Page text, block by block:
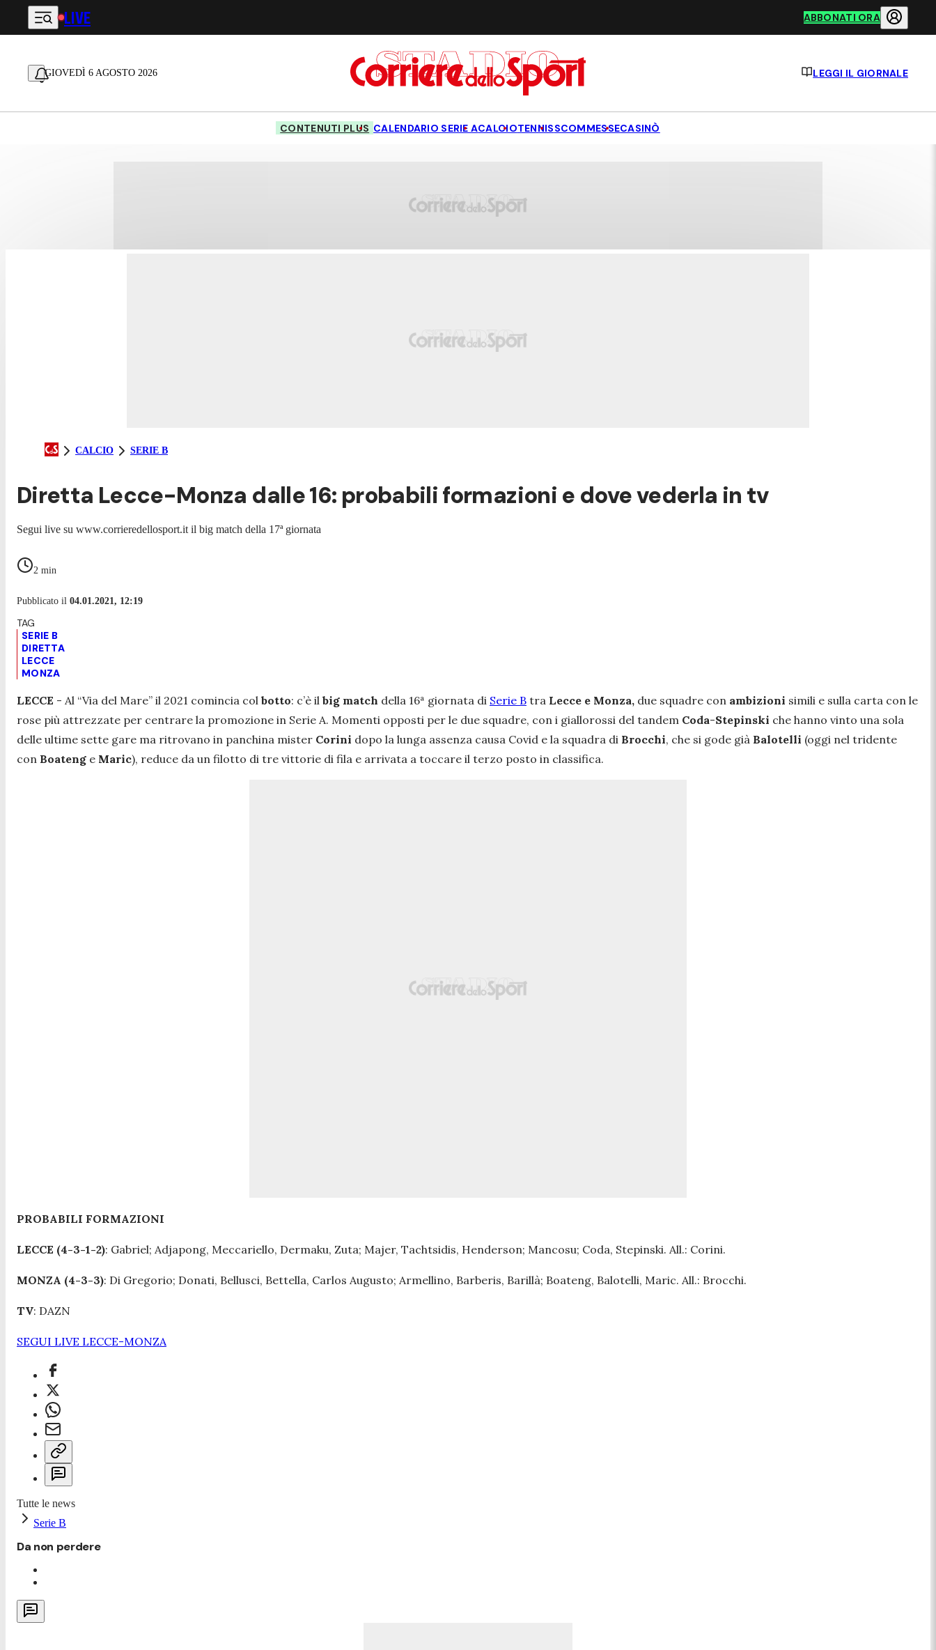
Vai al contenuto principale
LIVE ABBONATI ORA
GIOVEDÌ 6 AGOSTO 2026 LEGGI IL GIORNALE
CONTENUTI PLUS CALENDARIO SERIE ACALCIOTENNISSCOMMESSECASINÒ
CALCIO SERIE B
Diretta Lecce-Monza dalle 16: probabili formazioni e dove vederla in tv
Segui live su www.corrieredellosport.it il big match della 17ª giornata
2 min
Pubblicato il 04.01.2021, 12:19
SERIE B
DIRETTA
LECCE
MONZA
LECCE - Al “Via del Mare” il 2021 comincia col botto: c’è il big match della 16ª giornata di Serie B tra Lecce e Monza, due squadre con ambizioni simili e sulla carta con le
rose più attrezzate per centrare la promozione in Serie A. Momenti opposti per le due squadre, con i giallorossi del tandem Coda-Stepinski che hanno vinto una sola
delle ultime sette gare ma ritrovano in panchina mister Corini dopo la lunga assenza causa Covid e la squadra di Brocchi, che si gode già Balotelli (oggi nel tridente
con Boateng e Maric), reduce da un filotto di tre vittorie di fila e arrivata a toccare il terzo posto in classifica.
PROBABILI FORMAZIONI
LECCE (4-3-1-2): Gabriel; Adjapong, Meccariello, Dermaku, Zuta; Majer, Tachtsidis, Henderson; Mancosu; Coda, Stepinski. All.: Corini.
MONZA (4-3-3): Di Gregorio; Donati, Bellusci, Bettella, Carlos Augusto; Armellino, Barberis, Barillà; Boateng, Balotelli, Maric. All.: Brocchi.
TV: DAZN
SEGUI LIVE LECCE-MONZA
Tutte le news
Serie B
Da non perdere